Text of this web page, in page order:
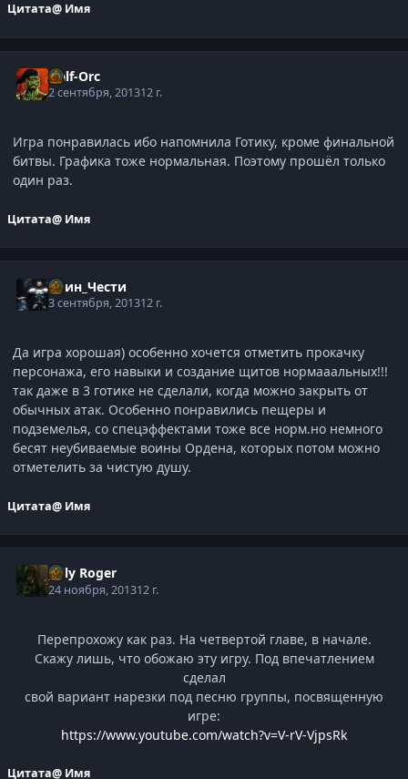
Цитата@ Имя
Half-Orc
2 сентября, 201312 г.
Игра понравилась ибо напомнила Готику, кроме финальной
битвы. Графика тоже нормальная. Поэтому прошёл только
один раз.
Цитата@ Имя
Воин_Чести
3 сентября, 201312 г.
Да игра хорошая) особенно хочется отметить прокачку
персонажа, его навыки и создание щитов нормааальных!!!
так даже в 3 готике не сделали, когда можно закрыть от
обычных атак. Особенно понравились пещеры и
подземелья, со спецэффектами тоже все норм.но немного
бесят неубиваемые воины Ордена, которых потом можно
отметелить за чистую душу.
Цитата@ Имя
Jolly Roger
24 ноября, 201312 г.
Перепрохожу как раз. На четвертой главе, в начале.
Скажу лишь, что обожаю эту игру. Под впечатлением
сделал
свой вариант нарезки под песню группы, посвященную
игре:
https://www.youtube.com/watch?v=V-rV-VjpsRk
Цитата@ Имя